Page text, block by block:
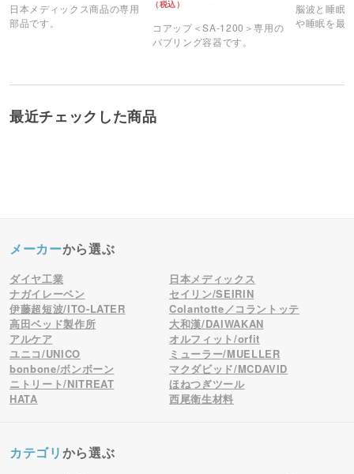
日本メディックス商品の専用
部品です。
コアップ＜SA-1200＞専用の
バブリング容器です。
脳波と睡眠
や睡眠を最
最近チェックした商品
メーカーから選ぶ
ダイヤ工業
日本メディックス
ナガイレーベン
セイリン/SEIRIN
伊藤超短波/ITO-LATER
Colantotte／コラントッテ
高田ベッド製作所
大和漢/DAIWAKAN
アルケア
オルフィット/orfit
ユニコ/UNICO
ミューラー/MUELLER
bonbone/ボンボーン
マクダビッド/MCDAVID
ニトリート/NITREAT
ほねつぎツール
HATA
西尾衛生材料
カテゴリから選ぶ